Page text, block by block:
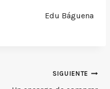
Edu Báguena
SIGUIENTE